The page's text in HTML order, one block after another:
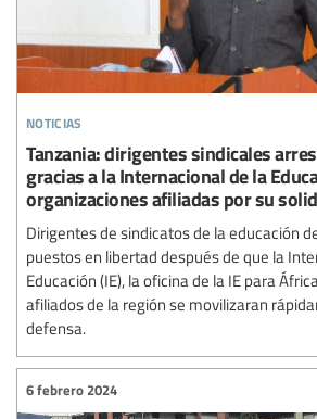
noticias
Tanzania: dirigentes sindicales
gracias a la Internacional de la
organizaciones afiliadas por su
Dirigentes de sindicatos de la educación
puestos en libertad después de que la
Educación (IE), la oficina de la IE para
afiliados de la región se movilizaran
defensa.
6 febrero 2024